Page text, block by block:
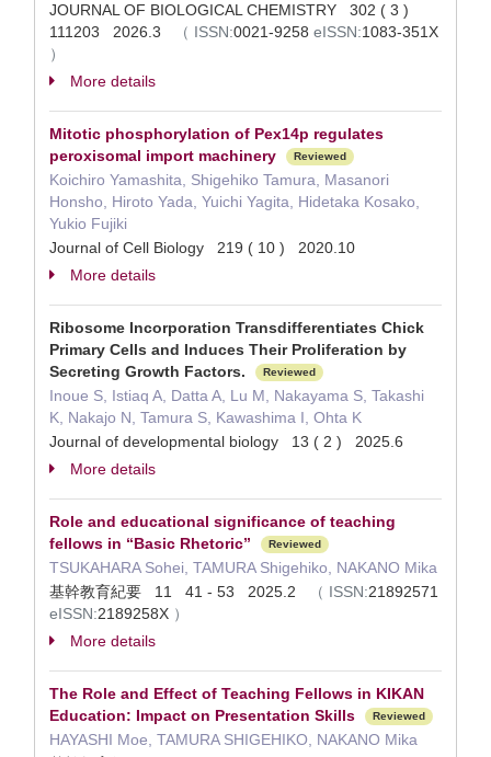
JOURNAL OF BIOLOGICAL CHEMISTRY 302 ( 3 )
111203 2026.3
（ ISSN:0021-9258 eISSN:1083-351X
）
More details
Mitotic phosphorylation of Pex14p regulates
peroxisomal import machinery
Reviewed
Koichiro Yamashita, Shigehiko Tamura, Masanori
Honsho, Hiroto Yada, Yuichi Yagita, Hidetaka Kosako,
Yukio Fujiki
Journal of Cell Biology 219 ( 10 ) 2020.10
More details
Ribosome Incorporation Transdifferentiates Chick
Primary Cells and Induces Their Proliferation by
Secreting Growth Factors.
Reviewed
Inoue S, Istiaq A, Datta A, Lu M, Nakayama S, Takashi
K, Nakajo N, Tamura S, Kawashima I, Ohta K
Journal of developmental biology 13 ( 2 ) 2025.6
More details
Role and educational significance of teaching
fellows in “Basic Rhetoric”
Reviewed
TSUKAHARA Sohei, TAMURA Shigehiko, NAKANO Mika
基幹教育紀要 11 41 - 53 2025.2
（ ISSN:21892571
eISSN:2189258X ）
More details
The Role and Effect of Teaching Fellows in KIKAN
Education: Impact on Presentation Skills
Reviewed
HAYASHI Moe, TAMURA SHIGEHIKO, NAKANO Mika